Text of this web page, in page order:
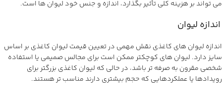
می تواند بر هزینه کلی تأثیر بگذارد، اندازه و جنس خود لیوان ها است.
اندازه لیوان
اندازه لیوان های کاغذی نقش مهمی در تعیین قیمت لیوان کاغذی بر اساس
سایز دارد. لیوان های کوچکتر ممکن است برای مجالس صمیمی یا استفاده
شخصی مقرون به صرفه تر باشد، در حالی که لیوان کاغذی بزرگتر برای
رویدادها یا عملکردهایی که حجم بیشتری دارند مناسب تر هستند.